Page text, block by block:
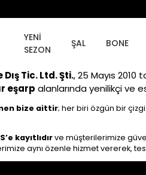
YENİ
SEZON
ŞAL BONE
Tic. Ltd. Şti., 25 Mayıs
eşarp alanlarında yenilikçi ve
bize aittir; her biri özgün bir
kayıtlıdırve müşterilerimize
aynı özenle hizmet vererek,